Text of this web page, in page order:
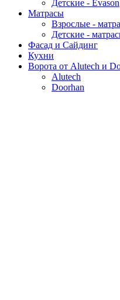
Детские - Evason
Матрасы
Взрослые -
Детские -
Фасад и Сайдинг
Кухни
Ворота от Alutech и
Alutech
Doorhan